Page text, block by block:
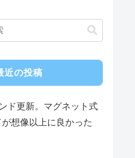
近の投稿
ド更新。マグネット式
想像以上に良かった